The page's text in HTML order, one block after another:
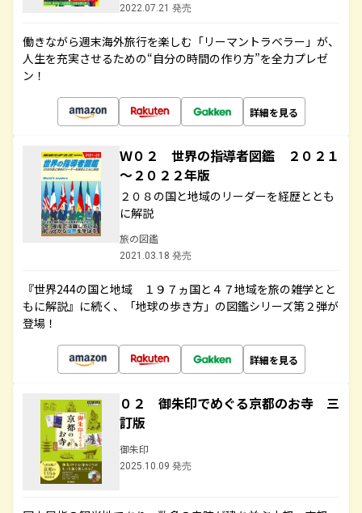
2022.07.21 発売
働きながら週末海外旅行を楽しむ「リーマントラベラー」が、
人生を充実させるための“自分の時間の作り方”を全力プレゼ
ン！
詳細を見る
Ｗ０２ 世界の指導者図鑑 ２０２１
～２０２２年版
２０８の国と地域のリーダーを経歴ととも
に解説
旅の図鑑
2021.03.18 発売
『世界244の国と地域 １９７ヵ国と４７地域を旅の雑学とと
もに解説』に続く、「地球の歩き方」の図鑑シリーズ第２弾が
登場！
詳細を見る
０２ 御朱印でめぐる京都のお寺 三
訂版
御朱印
2025.10.09 発売